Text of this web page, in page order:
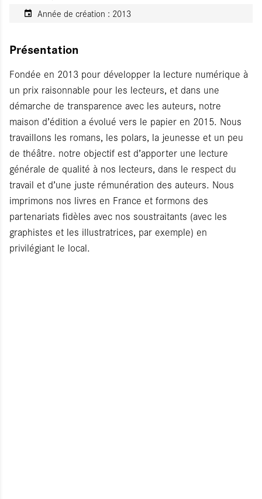
Année de création : 2013
Présentation
Fondée en 2013 pour développer la lecture numérique à
un prix raisonnable pour les lecteurs, et dans une
démarche de transparence avec les auteurs, notre
maison d’édition a évolué vers le papier en 2015. Nous
travaillons les romans, les polars, la jeunesse et un peu
de théâtre. notre objectif est d’apporter une lecture
générale de qualité à nos lecteurs, dans le respect du
travail et d’une juste rémunération des auteurs. Nous
imprimons nos livres en France et formons des
partenariats fidèles avec nos soustraitants (avec les
graphistes et les illustratrices, par exemple) en
privilégiant le local.